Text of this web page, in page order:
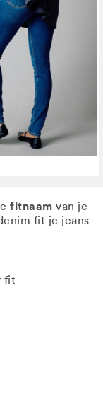
fitnaam van je
fit je jeans
fit